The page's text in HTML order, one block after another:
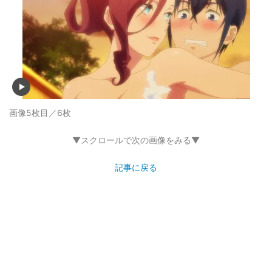
画像5枚目／6枚
▼スクロールで次の画像をみる▼
記事に戻る